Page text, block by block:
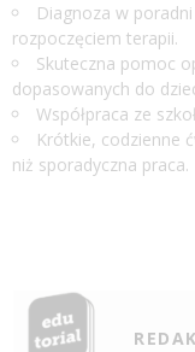
Diagnoza w
rozpoczęciem terapii.
Skuteczna pomoc
dopasowanych do
Współpraca ze
Krótkie, codzienne
niż sporadyczna praca.